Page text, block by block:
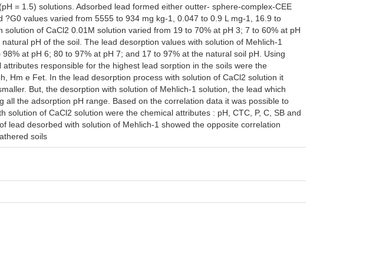
= 1.5) solutions. Adsorbed lead formed either outter- sphere-complex-CEE
values varied from 5555 to 934 mg kg-1, 0.047 to 0.9 L mg-1, 16.9 to
of CaCl2 0.01M solution varied from 19 to 70% at pH 3; 7 to 60% at pH
pH of the soil. The lead desorption values with solution of Mehlich-1
at pH 6; 80 to 97% at pH 7; and 17 to 97% at the natural soil pH. Using
responsible for the highest lead sorption in the soils were the
Hm e Fet. In the lead desorption process with solution of CaCl2 solution it
But, the desorption with solution of Mehlich-1 solution, the lead which
the adsorption pH range. Based on the correlation data it was possible to
of CaCl2 solution were the chemical attributes : pH, CTC, P, C, SB and
lead desorbed with solution of Mehlich-1 showed the opposite correlation
soils